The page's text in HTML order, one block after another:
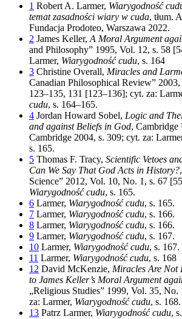
1 Robert A. Larmer, Wiarygodność
temat zasadności wiary w cuda, tłum.
Fundacja Prodoteo, Warszawa 2022.
2 James Keller,A Moral Argument
and Philosophy” 1995, Vol. 12, s. 58
Larmer, Wiarygodność cudu, s. 164
3 Christine Overall, Miracles and
Canadian Philosophical Review”
123–135, 131 [123–136]; cyt. za:
cudu, s. 164–165.
4 Jordan Howard Sobel, Logic and
and against Beliefs in God, Cambridge
Cambridge 2004, s. 309; cyt. za:
s. 165.
5 Thomas F. Tracy, Scientific Vetoes
Can We Say That God Acts in History?
Science” 2012, Vol. 10, No. 1, s. 67
Wiarygodność cudu, s. 165.
6 Larmer, Wiarygodność cudu, s. 165.
7 Larmer, Wiarygodność cudu, s. 166.
8 Larmer, Wiarygodność cudu, s. 166.
9 Larmer, Wiarygodność cudu, s. 167.
10 Larmer, Wiarygodność cudu, s. 167.
11 Larmer, Wiarygodność cudu, s. 168
12 David McKenzie, Miracles Are Not
to James Keller’s Moral Argument
„Religious Studies” 1999, Vol. 35,
za: Larmer, Wiarygodność cudu, s. 168.
13 Patrz Larmer, Wiarygodność cudu,